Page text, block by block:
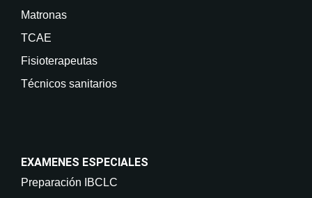
Matronas
TCAE
Fisioterapeutas
Técnicos sanitarios
EXAMENES ESPECIALES
Preparación IBCLC